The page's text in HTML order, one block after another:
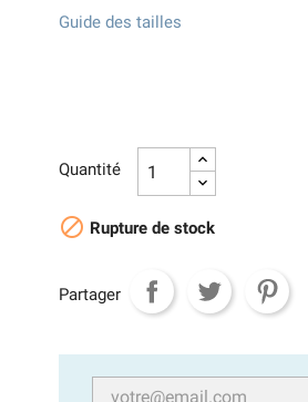
Guide des tailles
Quantité
 Rupture de stock
Partager